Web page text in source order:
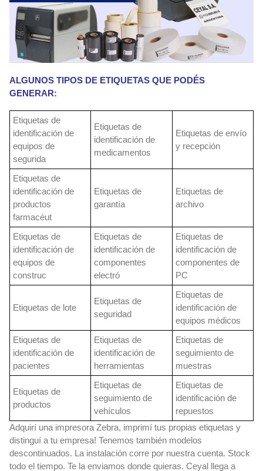
ALGUNOS TIPOS DE ETIQUETAS QUE PODÉS
GENERAR:
Etiquetas de
identificación de
equipos de
segurida
Etiquetas de
identificación de
medicamentos
Etiquetas de envío
y recepción
Etiquetas de
identificación de
productos
farmacéut
Etiquetas de
garantía
Etiquetas de
archivo
Etiquetas de
identificación de
equipos de
construc
Etiquetas de
identificación de
componentes
electró
Etiquetas de
identificación de
componentes de
PC
Etiquetas de lote
Etiquetas de
seguridad
Etiquetas de
identificación de
equipos médicos
Etiquetas de
identificación de
pacientes
Etiquetas de
identificación de
herramientas
Etiquetas de
seguimiento de
muestras
Etiquetas de
productos
Etiquetas de
seguimiento de
vehículos
Etiquetas de
identificación de
repuestos
Adquirí una impresora Zebra, imprimí tus propias etiquetas y
distinguí a tu empresa! Tenemos también modelos
descontinuados. La instalación corre por nuestra cuenta. Stock
todo el tiempo. Te la enviamos donde quieras. Ceyal llega a